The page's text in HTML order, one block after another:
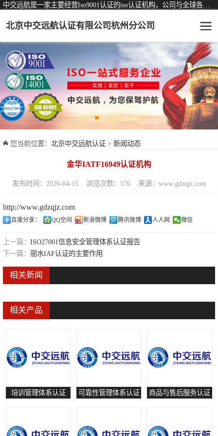
北京中交远航认证有限公司杭州分公司
您当前位置： 北京中交远航认证 > 新闻动态
金华IATF16949认证机构
发布时间：2026-04-15 浏览次数：576 来源：www.gdzqjz.com
http://www.gdzqjz.com
百度分享： QQ空间 新浪微博 腾讯微博 人人网 微信
上一篇： ISO27001信息安全管理体系认证报告
下一篇： 丽水IAF认证的主要作用
相关新闻
相关产品
培训管理体系认证 可靠性管理体系认证 商品与售后服务认证
认证服务 可从事认证业务一览表
ISO9001质量管理体系认证
ISO14001环境管理体系认证
ISO45001职业健康安全管理体系认证
交通运输服务认证
ISO27001信息安全管理体系认证